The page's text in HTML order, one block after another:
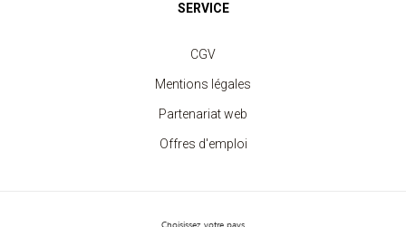
SERVICE
CGV
Mentions légales
Partenariat web
Offres d'emploi